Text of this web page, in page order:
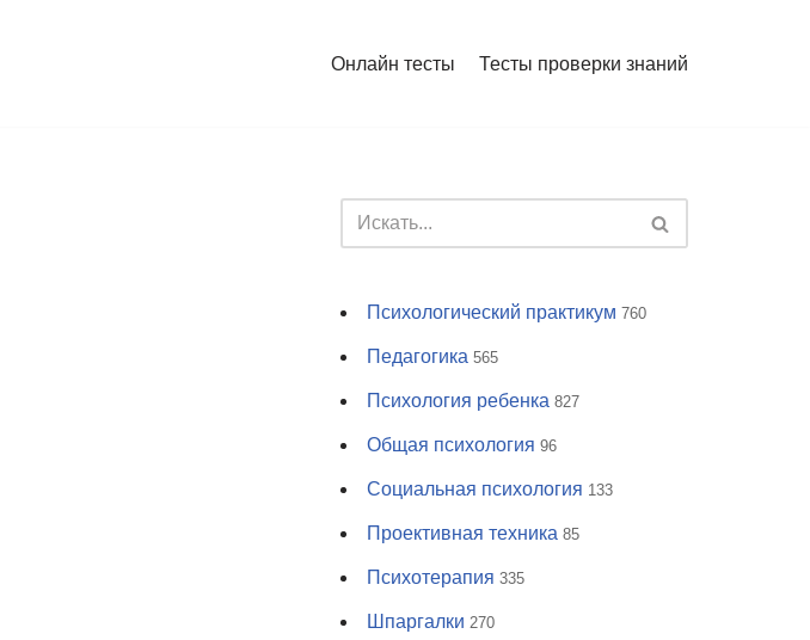
Онлайн тесты Тесты проверки знаний
Психологический практикум 760
Педагогика 565
Психология ребенка 827
Общая психология 96
Социальная психология 133
Проективная техника 85
Психотерапия 335
Шпаргалки 270